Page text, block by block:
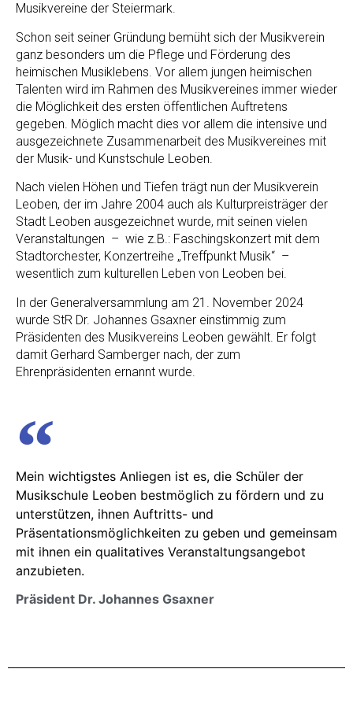
Musikvereine der Steiermark.
Schon seit seiner Gründung bemüht sich der Musikverein
ganz besonders um die Pflege und Förderung des
heimischen Musiklebens. Vor allem jungen heimischen
Talenten wird im Rahmen des Musikvereines immer wieder
die Möglichkeit des ersten öffentlichen Auftretens
gegeben. Möglich macht dies vor allem die intensive und
ausgezeichnete Zusammenarbeit des Musikvereines mit
der Musik- und Kunstschule Leoben.
Nach vielen Höhen und Tiefen trägt nun der Musikverein
Leoben, der im Jahre 2004 auch als Kulturpreisträger der
Stadt Leoben ausgezeichnet wurde, mit seinen vielen
Veranstaltungen – wie z.B.: Faschingskonzert mit dem
Stadtorchester, Konzertreihe „Treffpunkt Musik“ –
wesentlich zum kulturellen Leben von Leoben bei.
In der Generalversammlung am 21. November 2024
wurde StR Dr. Johannes Gsaxner einstimmig zum
Präsidenten des Musikvereins Leoben gewählt. Er folgt
damit Gerhard Samberger nach, der zum
Ehrenpräsidenten ernannt wurde.
Mein wichtigstes Anliegen ist es, die Schüler der
Musikschule Leoben bestmöglich zu fördern und zu
unterstützen, ihnen Auftritts- und
Präsentationsmöglichkeiten zu geben und gemeinsam
mit ihnen ein qualitatives Veranstaltungsangebot
anzubieten.
Präsident Dr. Johannes Gsaxner